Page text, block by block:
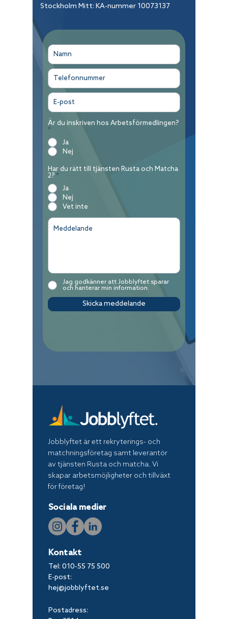
Stockholm Mitt: KA-nummer 10073137
Är du inskriven hos Arbetsförmedlingen?
*
Ja
Nej
Har du rätt till tjänsten Rusta och Matcha
2? *
Ja
Nej
Vet inte
Jag godkänner att Jobblyftet sparar
och hanterar min information.
Skicka meddelande
Jobblyftet är ett rekryterings- och
matchningsföretag samt leverantör
av tjänsten Rusta och matcha. Vi
skapar arbetsmöjligheter och tillväxt
för företag!
Sociala medier
Kontakt
Tel: 010-55 75 500
E-post:
hej@jobblyftet.se
Postadress: